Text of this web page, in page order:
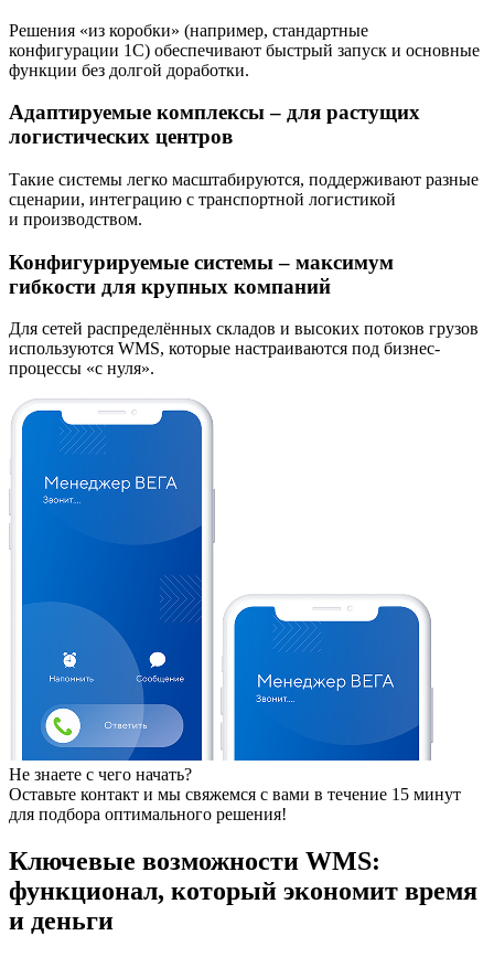
Решения «из коробки» (например, стандартные
конфигурации 1С) обеспечивают быстрый запуск и основные
функции без долгой доработки.
Адаптируемые комплексы – для растущих
логистических центров
Такие системы легко масштабируются, поддерживают разные
сценарии, интеграцию с транспортной логистикой
и производством.
Конфигурируемые системы – максимум
гибкости для крупных компаний
Для сетей распределённых складов и высоких потоков грузов
используются WMS, которые настраиваются под бизнес-
процессы «с нуля».
Не знаете с чего начать?
Оставьте контакт и мы свяжемся с вами в течение 15 минут
для подбора оптимального решения!
Ключевые возможности WMS:
функционал, который экономит время
и деньги